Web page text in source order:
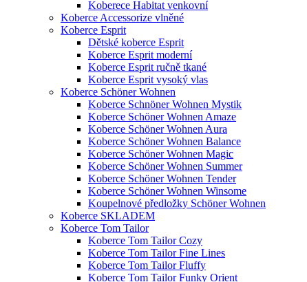
Koberece Habitat venkovní
Koberce Accessorize vlněné
Koberce Esprit
Dětské koberce Esprit
Koberce Esprit moderní
Koberce Esprit ručně tkané
Koberce Esprit vysoký vlas
Koberce Schöner Wohnen
Koberce Schnöner Wohnen Mystik
Koberce Schöner Wohnen Amaze
Koberce Schöner Wohnen Aura
Koberce Schöner Wohnen Balance
Koberce Schöner Wohnen Magic
Koberce Schöner Wohnen Summer
Koberce Schöner Wohnen Tender
Koberce Schöner Wohnen Winsome
Koupelnové předložky Schöner Wohnen
Koberce SKLADEM
Koberce Tom Tailor
Koberce Tom Tailor Cozy
Koberce Tom Tailor Fine Lines
Koberce Tom Tailor Fluffy
Koberce Tom Tailor Funky Orient